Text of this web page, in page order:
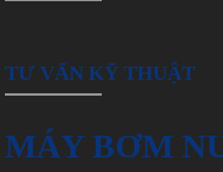
TƯ VẤN KỸ THUẬT
MÁY BƠM